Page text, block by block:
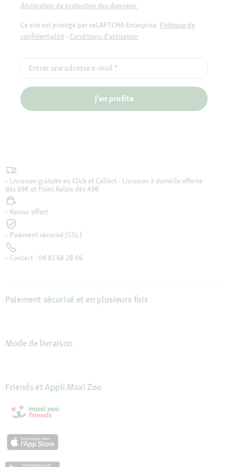
déclaration de protection des données.
Ce site est protégé par reCAPTCHA Enterprise. Politique de
confidentialité - Conditions d'utilisation
Entrer une adresse e-mail *
J'en profite
Livraison gratuite en Click et Collect - Livraison à domicile offerte
dès 69€ et Point Relais dès 49€
Retour offert
Paiement sécurisé (SSL)
Contact : 04 81 68 28 06
Paiement sécurisé et en plusieurs fois
Mode de livraison
Friends et Appli Maxi Zoo